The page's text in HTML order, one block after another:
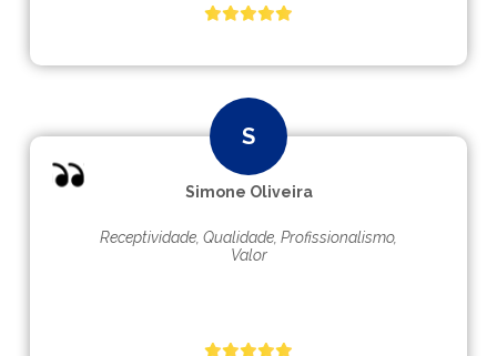
Simone Oliveira
Receptividade, Qualidade, Profissionalismo,
Valor